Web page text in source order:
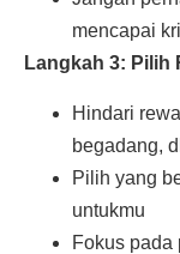
mencapai
Langkah 3: Pilih
Hindari
begadang,
Pilih yang
untukmu
Fokus pada